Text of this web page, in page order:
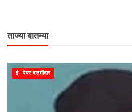
ताज्या बातम्या
ई- पेपर बातमीदार